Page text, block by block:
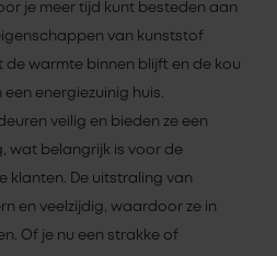
je meer tijd kunt besteden aan
van kunststof
de warmte binnen blijft en de kou
energiezuinig huis.
veilig en bieden ze een
wat belangrijk is voor de
klanten. De uitstraling van
en veelzijdig, waardoor ze in
Of je nu een strakke of